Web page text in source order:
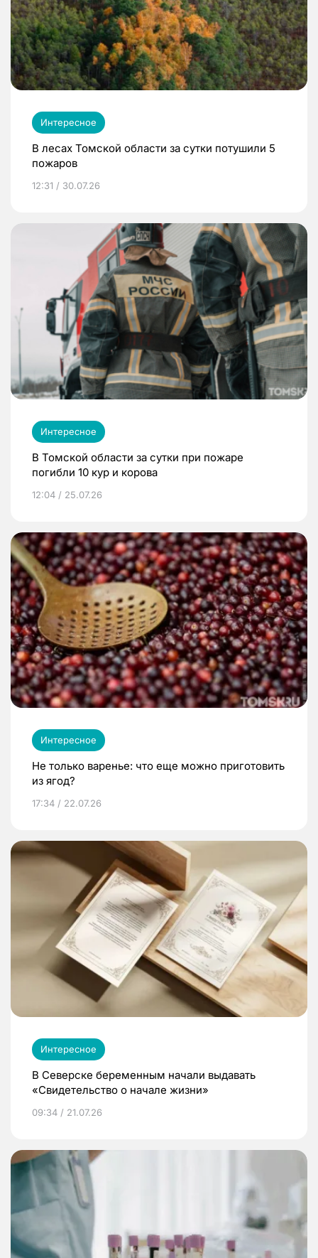
Интересное
В лесах Томской области за сутки потушили 5
пожаров
12:31 / 30.07.26
Интересное
В Томской области за сутки при пожаре
погибли 10 кур и корова
12:04 / 25.07.26
Интересное
Не только варенье: что еще можно приготовить
из ягод?
17:34 / 22.07.26
Интересное
В Северске беременным начали выдавать
«Свидетельство о начале жизни»
09:34 / 21.07.26